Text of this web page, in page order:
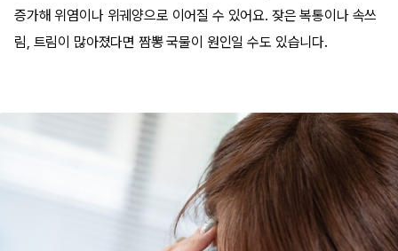
증가해 위염이나 위궤양으로 이어질 수 있어요. 잦은 복통이나 속쓰
림, 트림이 많아졌다면 짬뽕 국물이 원인일 수도 있습니다.